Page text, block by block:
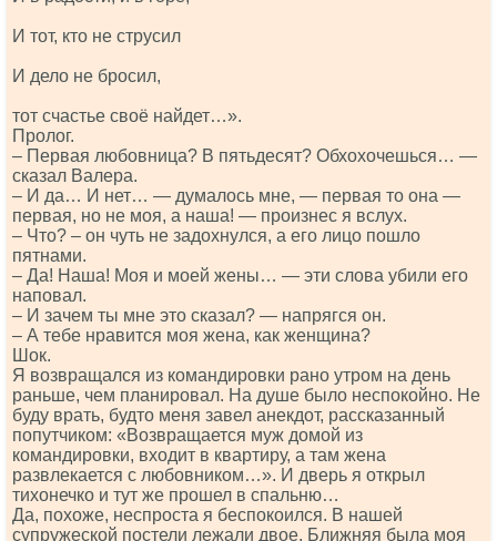
И тот, кто не струсил
И дело не бросил,
тот счастье своё найдет…».
Пролог.
– Первая любовница? В пятьдесят? Обхохочешься… —
сказал Валера.
– И да… И нет… — думалось мне, — первая то она —
первая, но не моя, а наша! — произнес я вслух.
– Что? – он чуть не задохнулся, а его лицо пошло
пятнами.
– Да! Наша! Моя и моей жены… — эти слова убили его
наповал.
– И зачем ты мне это сказал? — напрягся он.
– А тебе нравится моя жена, как женщина?
Шок.
Я возвращался из командировки рано утром на день
раньше, чем планировал. На душе было неспокойно. Не
буду врать, будто меня завел анекдот, рассказанный
попутчиком: «Возвращается муж домой из
командировки, входит в квартиру, а там жена
развлекается с любовником…». И дверь я открыл
тихонечко и тут же прошел в спальню…
Да, похоже, неспроста я беспокоился. В нашей
супружеской постели лежали двое. Ближняя была моя